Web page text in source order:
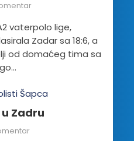
vaterpolo lige,
Zadar sa 18:6, a
od domaćeg tima sa
Zadru